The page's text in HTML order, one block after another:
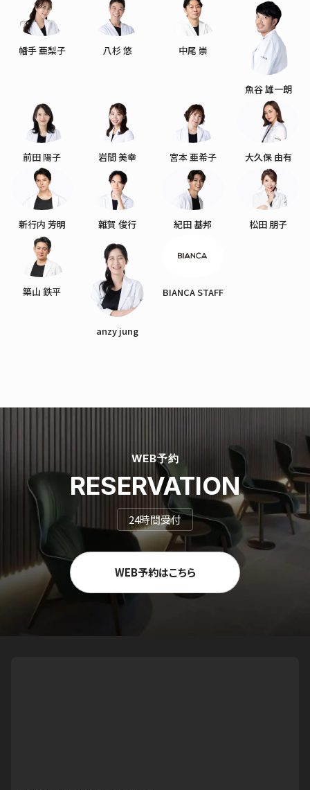
幡手 亜梨子 八杉 悠 中尾 崇
魚谷 雄一朗
前田 陽子 岩間 美幸 宮本 亜希子 大久保 由有
新行内 芳明 雜賀 俊行 紀田 基邦 松田 朋子
築山 鉄平
anzy jung
BIANCA STAFF
WEB予約
RESERVATION
24時間受付
WEB予約はこちら